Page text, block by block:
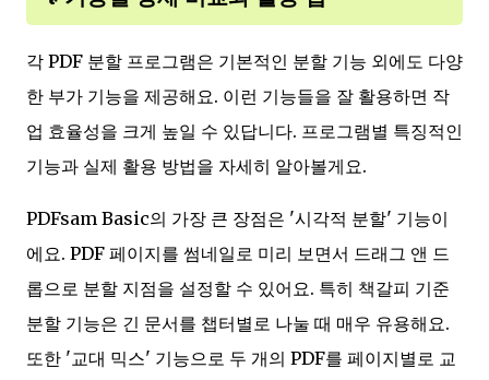
각 PDF 분할 프로그램은 기본적인 분할 기능 외에도 다양
한 부가 기능을 제공해요. 이런 기능들을 잘 활용하면 작
업 효율성을 크게 높일 수 있답니다. 프로그램별 특징적인
기능과 실제 활용 방법을 자세히 알아볼게요.
PDFsam Basic의 가장 큰 장점은 '시각적 분할' 기능이
에요. PDF 페이지를 썸네일로 미리 보면서 드래그 앤 드
롭으로 분할 지점을 설정할 수 있어요. 특히 책갈피 기준
분할 기능은 긴 문서를 챕터별로 나눌 때 매우 유용해요.
또한 '교대 믹스' 기능으로 두 개의 PDF를 페이지별로 교